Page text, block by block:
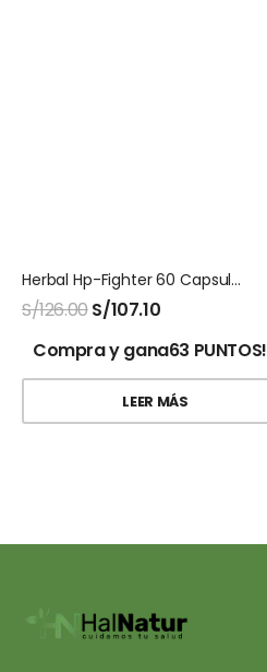
Herbal Hp-Fighter 60 Capsulas Natures Sunshine
S/126.00S/107.10
Compra y gana63 PUNTOS!
LEER MÁS